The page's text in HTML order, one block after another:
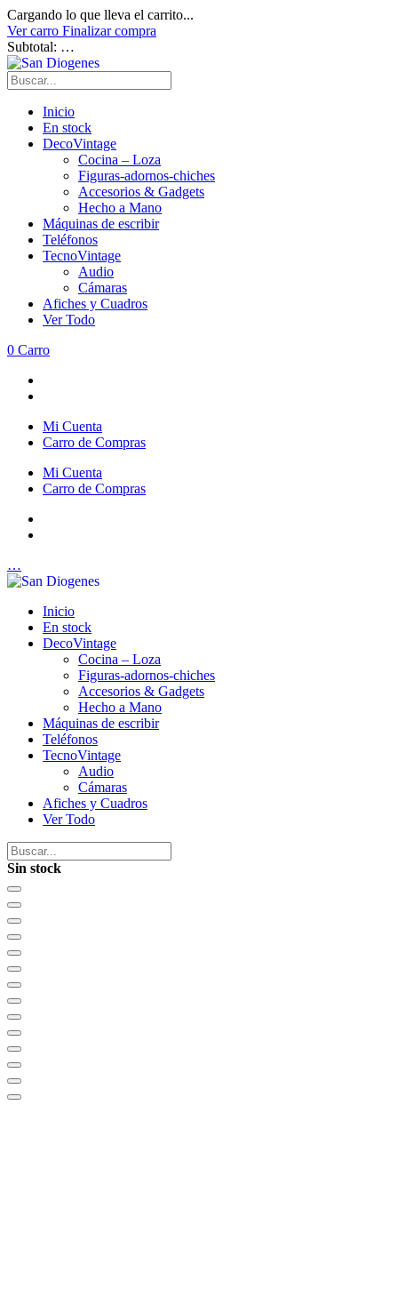
Cargando lo que lleva el carrito...
Ver carro Finalizar compra
Subtotal: …
Inicio
En stock
DecoVintage
Cocina – Loza
Figuras-adornos-chiches
Accesorios & Gadgets
Hecho a Mano
Máquinas de escribir
Teléfonos
TecnoVintage
Audio
Cámaras
Afiches y Cuadros
Ver Todo
0 Carro
Mi Cuenta
Carro de Compras
Mi Cuenta
Carro de Compras
…
Inicio
En stock
DecoVintage
Cocina – Loza
Figuras-adornos-chiches
Accesorios & Gadgets
Hecho a Mano
Máquinas de escribir
Teléfonos
TecnoVintage
Audio
Cámaras
Afiches y Cuadros
Ver Todo
Sin stock